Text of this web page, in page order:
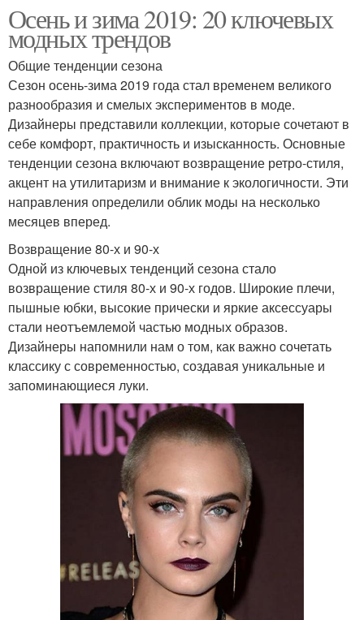
Осень и зима 2019: 20 ключевых
модных трендов
Общие тенденции сезона
Сезон осень-зима 2019 года стал временем великого
разнообразия и смелых экспериментов в моде.
Дизайнеры представили коллекции, которые сочетают в
себе комфорт, практичность и изысканность. Основные
тенденции сезона включают возвращение ретро-стиля,
акцент на утилитаризм и внимание к экологичности. Эти
направления определили облик моды на несколько
месяцев вперед.
Возвращение 80-х и 90-х
Одной из ключевых тенденций сезона стало
возвращение стиля 80-х и 90-х годов. Широкие плечи,
пышные юбки, высокие прически и яркие аксессуары
стали неотъемлемой частью модных образов.
Дизайнеры напомнили нам о том, как важно сочетать
классику с современностью, создавая уникальные и
запоминающиеся луки.